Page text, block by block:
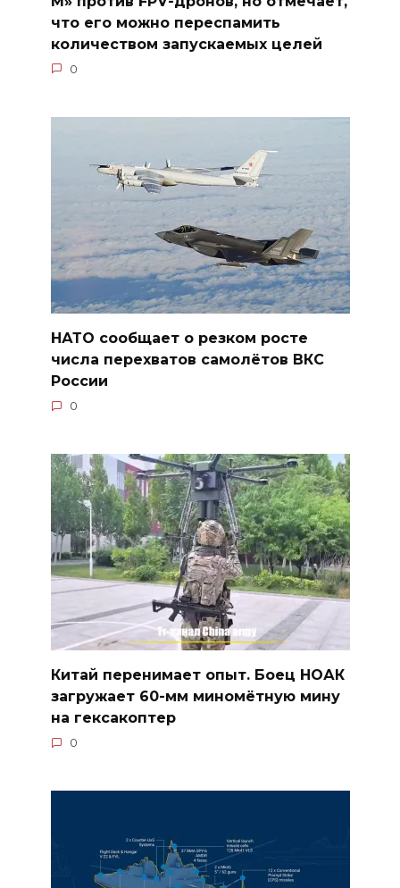
что его можно переспамить
количеством запускаемых целей
0
НАТО сообщает о резком росте
числа перехватов самолётов ВКС
России
0
Китай перенимает опыт. Боец НОАК
загружает 60-мм миномётную мину
на гексакоптер
0